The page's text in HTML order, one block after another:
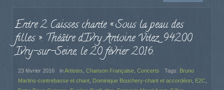
Entre 2 Caisses chante « Sous la peau des
filles ». Théâtre d’Ivry Antoine Vitez, 94200
Ivry-sur-Seine, le 20 février 2016.
23 février 2016 inArtistes Chanson Française Concerts Tags: Bruno
Martins-contrebasse et chant Dominique Bouchery-chant et accordéon E2C